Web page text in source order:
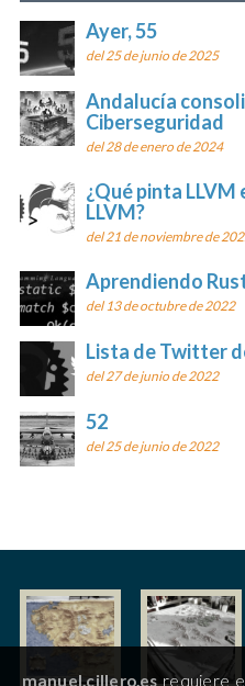
Ayer, 55
del 25 de junio de 2025
Andalucía
Ciberseguridad
del 28 de enero de 2024
¿Qué pinta LLVM
LLVM?
del 21 de noviembre de
Aprendiendo
del 13 de octubre de 2022
Lista de Twitter
del 27 de junio de 2022
52
del 25 de junio de 2022
manuel.cillero.esrequiere